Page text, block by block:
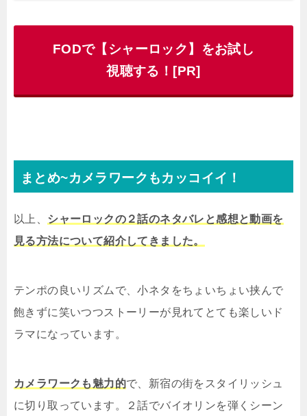
FODで【シャーロック】をお試し
視聴する！[PR]
まとめ~カメラワークもカッコイイ！
以上、 シャーロックの２話のネタバレと感想と動画を
見る方法について紹介してきました。
テンポの良いリズムで、小ネタをちょいちょい挟んで
飽きずに笑いつつストーリーが見れてとても楽しいド
ラマになっています。
カメラワークも魅力的で、新宿の街をスタイリッシュ
に切り取っています。２話でバイオリンを弾くシーン